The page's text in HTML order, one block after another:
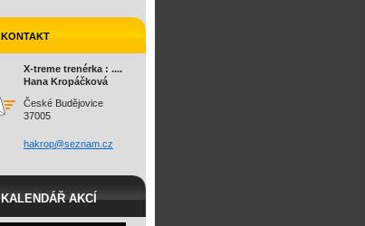
KONTAKT
X-treme trenérka : ....
Hana Kropáčková
České Budějovice
37005
hakrop@seznam.cz
KALENDÁŘ AKCÍ